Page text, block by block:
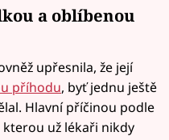
a oblíbenou
upřesnila, že její
příhodu, byť jednu ještě
Hlavní příčinou podle
už lékaři nikdy